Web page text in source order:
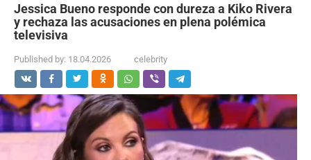
Jessica Bueno responde con dureza a Kiko Rivera
y rechaza las acusaciones en plena polémica
televisiva
Published by: 18.04.2026 celebrity